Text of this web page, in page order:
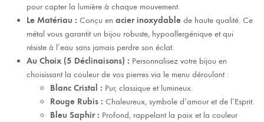
pour capter la lumière à chaque mouvement.
Le Matériau : Conçu en acier inoxydable de haute qualité. Ce
métal vous garantit un bijou robuste, hypoallergénique et qui
résiste à l’eau sans jamais perdre son éclat.
Au Choix (5 Déclinaisons) : Personnalisez votre bijou en
choisissant la couleur de vos pierres via le menu déroulant :
Blanc Cristal : Pur, classique et lumineux.
Rouge Rubis : Chaleureux, symbole d’amour et de l’Esprit.
Bleu Saphir : Profond, rappelant la paix et la couleur